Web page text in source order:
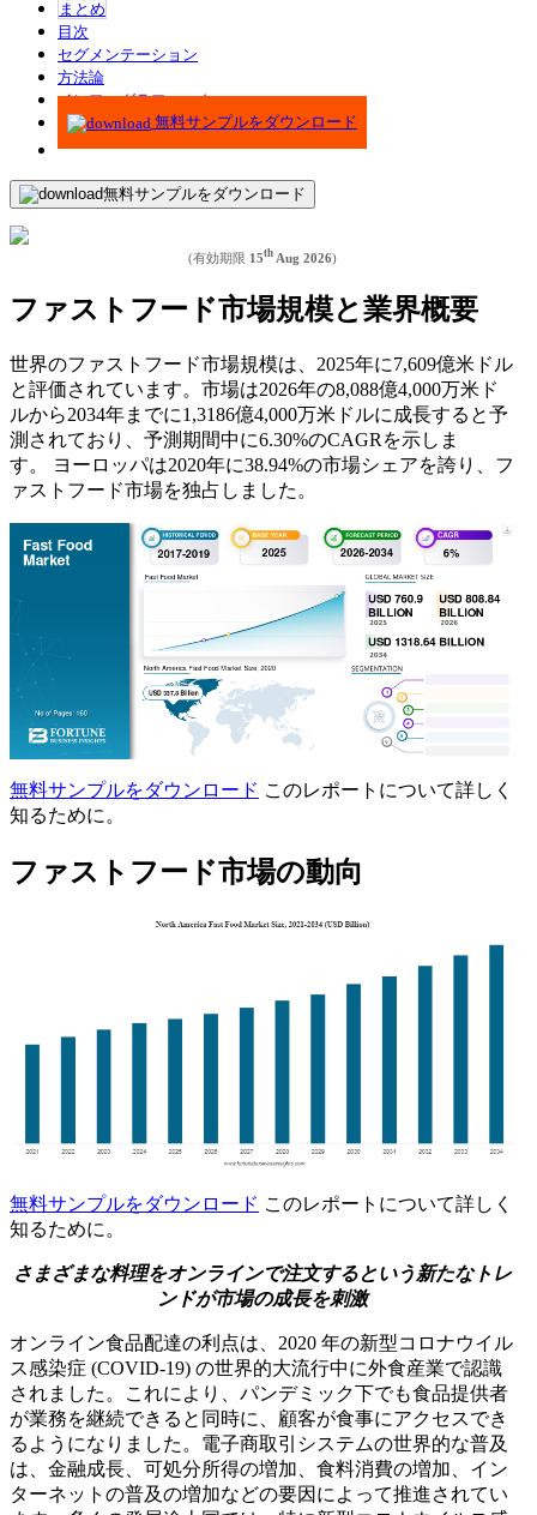
まとめ
目次
セグメンテーション
方法論
インフォグラフィック
無料サンプルをダウンロード
無料サンプルをダウンロード
(有効期限 15th Aug 2026)
ファストフード市場規模と業界概要
世界のファストフード市場規模は、2025年に7,609億米ドル
と評価されています。市場は2026年の8,088億4,000万米ド
ルから2034年までに1,3186億4,000万米ドルに成長すると予
測されており、予測期間中に6.30%のCAGRを示しま
す。 ヨーロッパは2020年に38.94%の市場シェアを誇り、フ
ァストフード市場を独占しました。
無料サンプルをダウンロード このレポートについて詳しく
知るために。
ファストフード市場の動向
無料サンプルをダウンロード このレポートについて詳しく
知るために。
さまざまな料理をオンラインで注文するという新たなトレ
ンドが市場の成長を刺激
オンライン食品配達の利点は、2020 年の新型コロナウイル
ス感染症 (COVID-19) の世界的大流行中に外食産業で認識
されました。これにより、パンデミック下でも食品提供者
が業務を継続できると同時に、顧客が食事にアクセスでき
るようになりました。電子商取引システムの世界的な普及
は、金融成長、可処分所得の増加、食料消費の増加、イン
ターネットの普及の増加などの要因によって推進されてい